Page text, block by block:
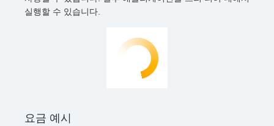
실행할 수 있습니다.
요금 예시